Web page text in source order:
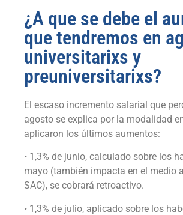
¿A que se debe el
que tendremos en
universitarixs y
preuniversitarixs?
El escaso incremento salarial que
agosto se explica por la modalidad
aplicaron los últimos aumentos:
• 1,3% de junio, calculado sobre los
mayo (también impacta en el medio
SAC), se cobrará retroactivo.
• 1,3% de julio, aplicado sobre los